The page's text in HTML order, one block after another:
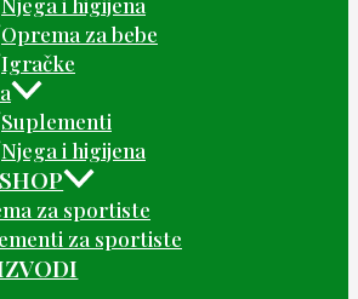
Oprema za bebe
Igračke
Suplementi
Njega i higijena
za sportiste
za sportiste